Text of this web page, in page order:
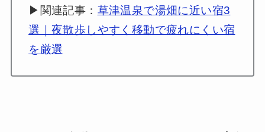
▶関連記事： 草津温泉で湯畑に近い宿3
選｜夜散歩しやすく移動で疲れにくい宿
を厳選